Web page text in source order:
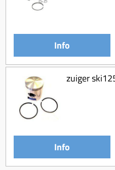
Info
zuiger
Info